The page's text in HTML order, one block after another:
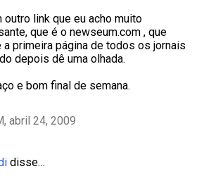
outro link que eu acho muito
que é o newseum.com , que
a primeira página de todos os jornais
depois dê uma olhada.
e bom final de semana.
abril 24, 2009
disse…